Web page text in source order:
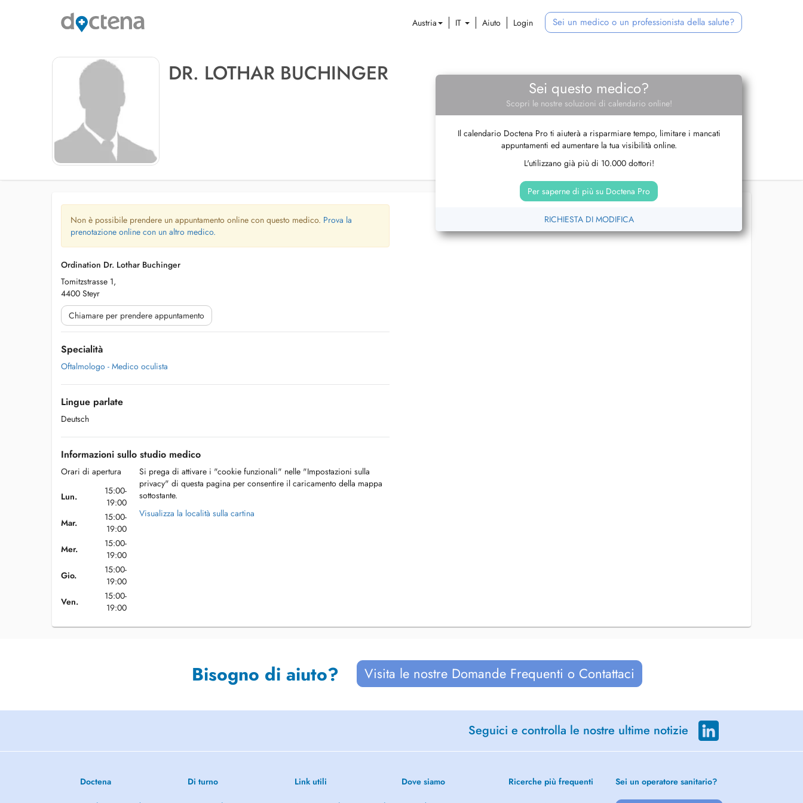
Austria IT Aiuto Login Sei un medico o un professionista della salute?
DR. LOTHAR BUCHINGER
Sei questo medico?
Scopri le nostre soluzioni di calendario online!
Il calendario Doctena Pro ti aiuterà a risparmiare tempo, limitare i mancati
appuntamenti ed aumentare la tua visibilità online.
L'utilizzano già più di 10.000 dottori!
Per saperne di più su Doctena Pro
RICHIESTA DI MODIFICA
Non è possibile prendere un appuntamento online con questo medico. Prova la
prenotazione online con un altro medico.
Ordination Dr. Lothar Buchinger
Tomitzstrasse 1,
4400 Steyr
Chiamare per prendere appuntamento
Specialità
Oftalmologo - Medico oculista
Lingue parlate
Deutsch
Informazioni sullo studio medico
Orari di apertura
Lun.
15:00-
19:00
Mar.
15:00-
19:00
Mer.
15:00-
19:00
Gio.
15:00-
19:00
Ven.
15:00-
19:00
Si prega di attivare i "cookie funzionali" nelle "Impostazioni sulla
privacy" di questa pagina per consentire il caricamento della mappa
sottostante.
Visualizza la località sulla cartina
Bisogno di aiuto? Visita le nostre Domande Frequenti o Contattaci
Seguici e controlla le nostre ultime notizie
Doctena Di turno Link utili Dove siamo Ricerche più frequenti Sei un operatore sanitario?